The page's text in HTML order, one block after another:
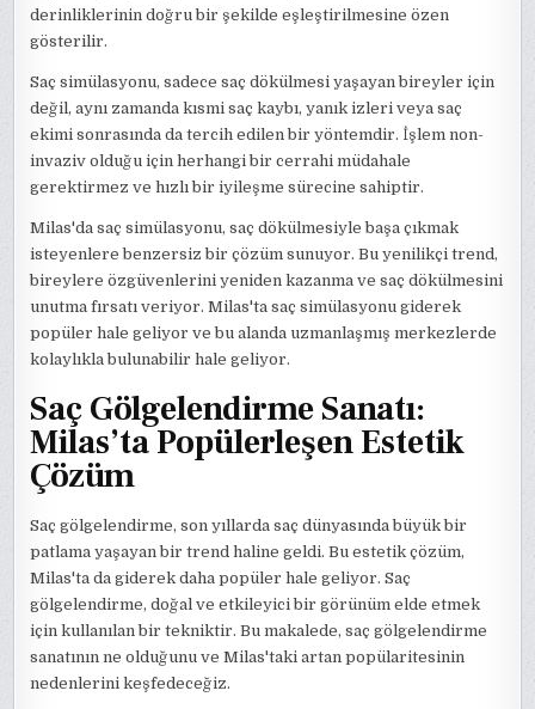
derinliklerinin doğru bir şekilde eşleştirilmesine özen
gösterilir.
Saç simülasyonu, sadece saç dökülmesi yaşayan bireyler için
değil, aynı zamanda kısmi saç kaybı, yanık izleri veya saç
ekimi sonrasında da tercih edilen bir yöntemdir. İşlem non-
invaziv olduğu için herhangi bir cerrahi müdahale
gerektirmez ve hızlı bir iyileşme sürecine sahiptir.
Milas'da saç simülasyonu, saç dökülmesiyle başa çıkmak
isteyenlere benzersiz bir çözüm sunuyor. Bu yenilikçi trend,
bireylere özgüvenlerini yeniden kazanma ve saç dökülmesini
unutma fırsatı veriyor. Milas'ta saç simülasyonu giderek
popüler hale geliyor ve bu alanda uzmanlaşmış merkezlerde
kolaylıkla bulunabilir hale geliyor.
Saç Gölgelendirme Sanatı:
Milas’ta Popülerleşen Estetik
Çözüm
Saç gölgelendirme, son yıllarda saç dünyasında büyük bir
patlama yaşayan bir trend haline geldi. Bu estetik çözüm,
Milas'ta da giderek daha popüler hale geliyor. Saç
gölgelendirme, doğal ve etkileyici bir görünüm elde etmek
için kullanılan bir tekniktir. Bu makalede, saç gölgelendirme
sanatının ne olduğunu ve Milas'taki artan popülaritesinin
nedenlerini keşfedeceğiz.